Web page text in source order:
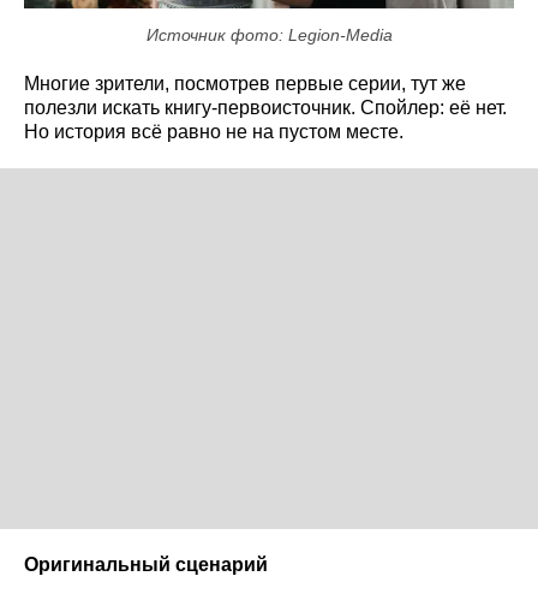
Источник фото: Legion-Media
Многие зрители, посмотрев первые серии, тут же
полезли искать книгу-первоисточник. Спойлер: её нет.
Но история всё равно не на пустом месте.
Оригинальный сценарий